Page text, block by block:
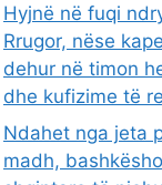
Hyjnë në fuqi
Rrugor, nëse
dehur në timon
dhe kufizime të
Ndahet nga jeta
madh,